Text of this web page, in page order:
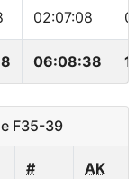
02:07:08
06:08:38
F35-39
# AK